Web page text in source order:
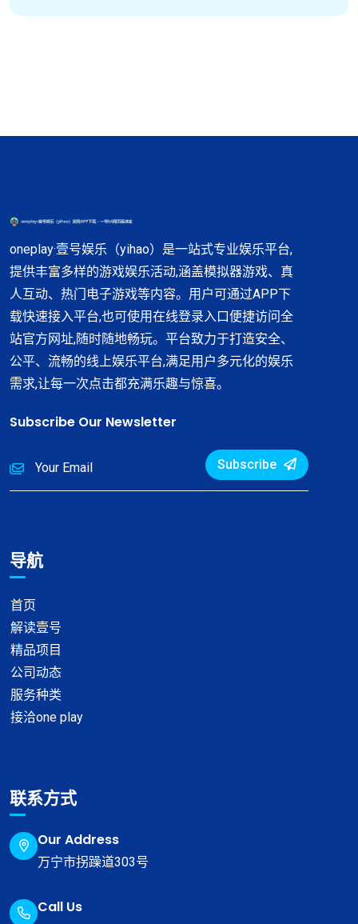
oneplay·壹号娱乐（yihao）是一站式专业娱乐平台,
提供丰富多样的游戏娱乐活动,涵盖模拟器游戏、真
人互动、热门电子游戏等内容。用户可通过APP下
载快速接入平台,也可使用在线登录入口便捷访问全
站官方网址,随时随地畅玩。平台致力于打造安全、
公平、流畅的线上娱乐平台,满足用户多元化的娱乐
需求,让每一次点击都充满乐趣与惊喜。
Subscribe Our Newsletter
Subscribe
导航
首页
解读壹号
精品项目
公司动态
服务种类
接洽one play
联系方式
Our Address
万宁市拐躁道303号
Call Us